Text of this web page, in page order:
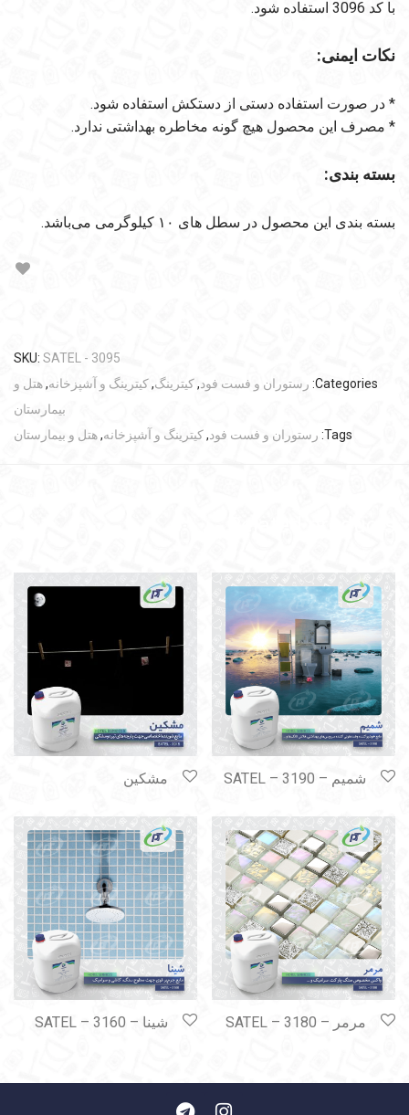
با کد 3096 استفاده شود.
نکات ایمنی:
* در صورت استفاده دستی از دستکش استفاده شود.
* مصرف این محصول هیچ گونه مخاطره بهداشتی ندارد.
بسته بندی:
بسته بندی این محصول در سطل های ۱۰ کیلوگرمی می‌باشد.
SKU:SATEL - 3095
Categories: رستوران و فست فود,کیترینگ,کیترینگ و آشپزخانه,هتل و
بیمارستان
Tags: رستوران و فست فود,کیترینگ و آشپزخانه,هتل و بیمارستان
مشکین شمیم – SATEL – 3190
شینا – SATEL – 3160 مرمر – SATEL – 3180